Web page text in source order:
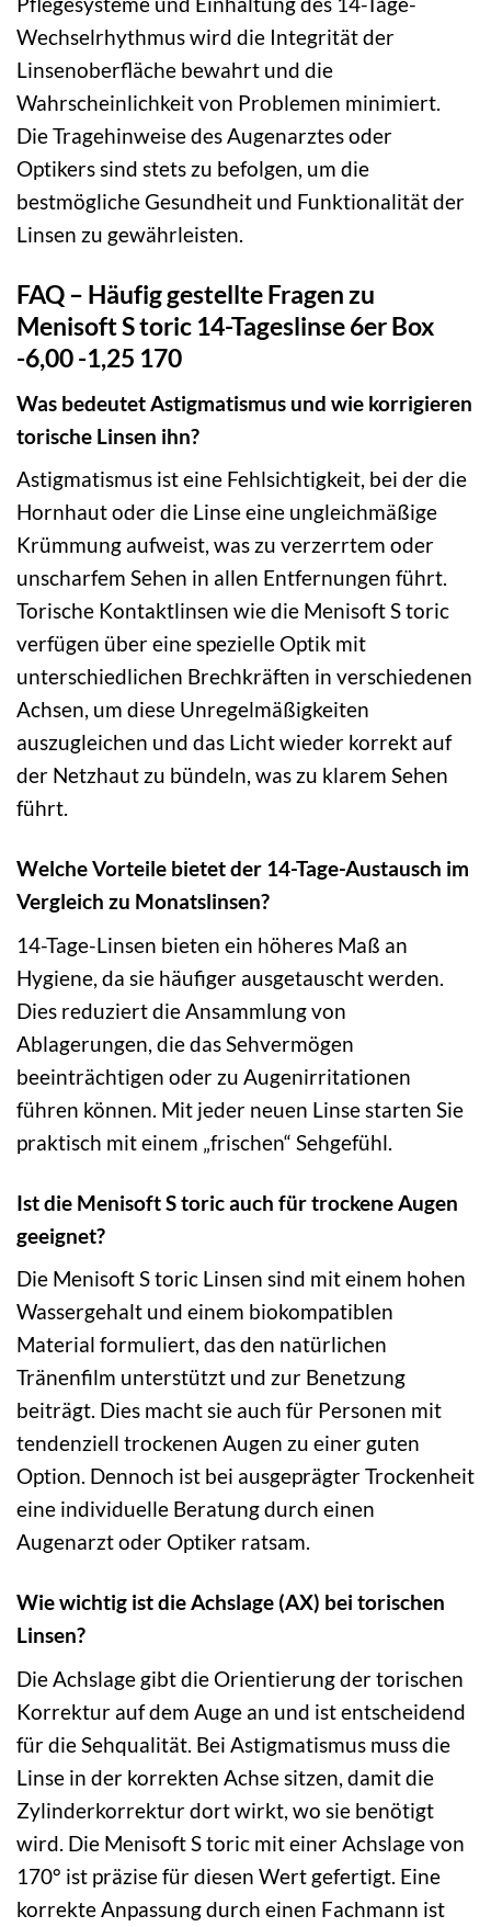
Wechselrhythmus wird die Integrität der
Linsenoberfläche bewahrt und die
Wahrscheinlichkeit von Problemen minimiert.
Die Tragehinweise des Augenarztes oder
Optikers sind stets zu befolgen, um die
bestmögliche Gesundheit und Funktionalität der
Linsen zu gewährleisten.
FAQ – Häufig gestellte Fragen zu
Menisoft S toric 14-Tageslinse 6er Box
-6,00 -1,25 170
Was bedeutet Astigmatismus und wie korrigieren
torische Linsen ihn?
Astigmatismus ist eine Fehlsichtigkeit, bei der die
Hornhaut oder die Linse eine ungleichmäßige
Krümmung aufweist, was zu verzerrtem oder
unscharfem Sehen in allen Entfernungen führt.
Torische Kontaktlinsen wie die Menisoft S toric
verfügen über eine spezielle Optik mit
unterschiedlichen Brechkräften in verschiedenen
Achsen, um diese Unregelmäßigkeiten
auszugleichen und das Licht wieder korrekt auf
der Netzhaut zu bündeln, was zu klarem Sehen
führt.
Welche Vorteile bietet der 14-Tage-Austausch im
Vergleich zu Monatslinsen?
14-Tage-Linsen bieten ein höheres Maß an
Hygiene, da sie häufiger ausgetauscht werden.
Dies reduziert die Ansammlung von
Ablagerungen, die das Sehvermögen
beeinträchtigen oder zu Augenirritationen
führen können. Mit jeder neuen Linse starten Sie
praktisch mit einem „frischen“ Sehgefühl.
Ist die Menisoft S toric auch für trockene Augen
geeignet?
Die Menisoft S toric Linsen sind mit einem hohen
Wassergehalt und einem biokompatiblen
Material formuliert, das den natürlichen
Tränenfilm unterstützt und zur Benetzung
beiträgt. Dies macht sie auch für Personen mit
tendenziell trockenen Augen zu einer guten
Option. Dennoch ist bei ausgeprägter Trockenheit
eine individuelle Beratung durch einen
Augenarzt oder Optiker ratsam.
Wie wichtig ist die Achslage (AX) bei torischen
Linsen?
Die Achslage gibt die Orientierung der torischen
Korrektur auf dem Auge an und ist entscheidend
für die Sehqualität. Bei Astigmatismus muss die
Linse in der korrekten Achse sitzen, damit die
Zylinderkorrektur dort wirkt, wo sie benötigt
wird. Die Menisoft S toric mit einer Achslage von
170° ist präzise für diesen Wert gefertigt. Eine
korrekte Anpassung durch einen Fachmann ist